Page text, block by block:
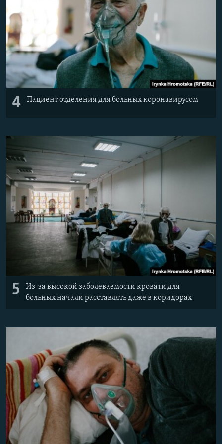
4 Пациент отделения для больных коронавирусом
5
Из-за высокой заболеваемости кровати для
больных начали расставлять даже в коридорах